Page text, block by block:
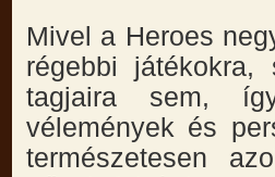
Mivel a Heroes
régebbi
tagjaira sem,
vélemények és
természetesen